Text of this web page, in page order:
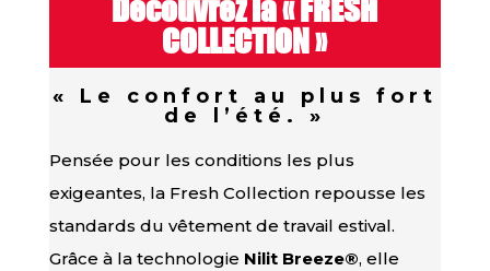
Découvrez la « FRESH
COLLECTION »
« Le confort au plus fort
de l’été. »
Pensée pour les conditions les plus
exigeantes, la Fresh Collection repousse les
standards du vêtement de travail estival.
Grâce à la technologie Nilit Breeze®, elle